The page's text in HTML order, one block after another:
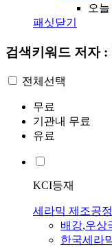
오
패싯닫기
검색키워드 저자 :
전체선택
무료
기관내 무료
유료
KCI등재
세라믹 제조공
배강,우상
한국세라